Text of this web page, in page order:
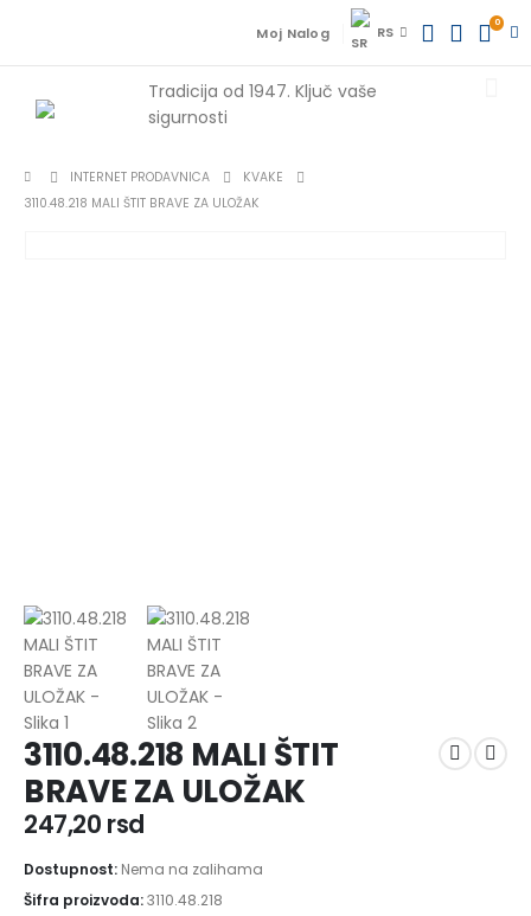
Moj Nalog RS 0
Tradicija od 1947. Ključ vaše
sigurnosti
INTERNET PRODAVNICA
KVAKE
3110.48.218 MALI ŠTIT BRAVE ZA ULOŽAK
3110.48.218 MALI ŠTIT
BRAVE ZA ULOŽAK
247,20 rsd
Dostupnost: Nema na zalihama
Šifra proizvoda:3110.48.218